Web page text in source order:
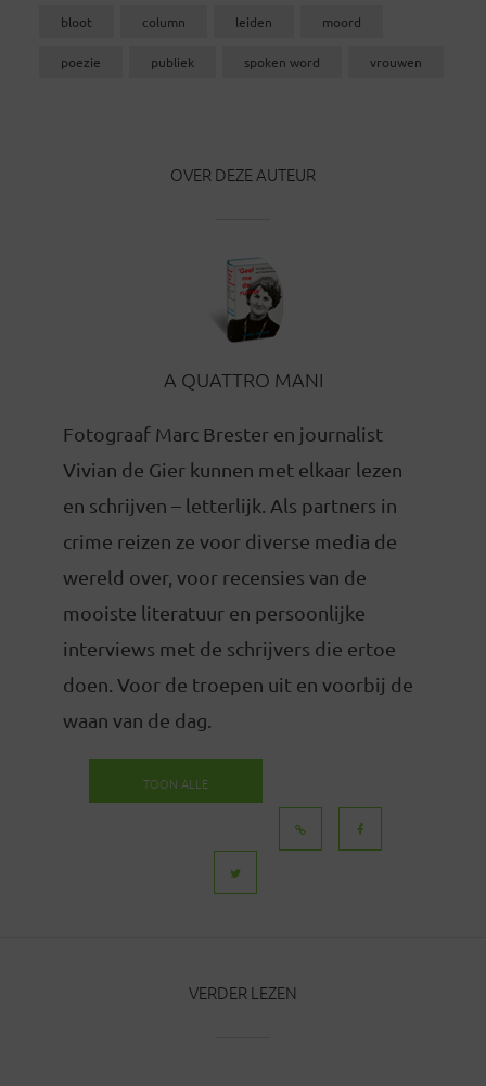
bloot column leiden moord
poezie publiek spoken word vrouwen
OVER DEZE AUTEUR
A QUATTRO MANI
Fotograaf Marc Brester en journalist
Vivian de Gier kunnen met elkaar lezen
en schrijven – letterlijk. Als partners in
crime reizen ze voor diverse media de
wereld over, voor recensies van de
mooiste literatuur en persoonlijke
interviews met de schrijvers die ertoe
doen. Voor de troepen uit en voorbij de
waan van de dag.
TOON ALLE
VERDER LEZEN